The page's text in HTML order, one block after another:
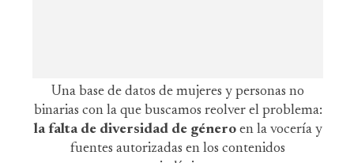
Una base de datos de mujeres y personas no
binarias con la que buscamos reolver el problema:
la falta de diversidad de género en la vocería y
fuentes autorizadas en los contenidos